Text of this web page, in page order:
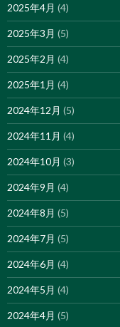
2025年4月 (4)
2025年3月 (5)
2025年2月 (4)
2025年1月 (4)
2024年12月 (5)
2024年11月 (4)
2024年10月 (3)
2024年9月 (4)
2024年8月 (5)
2024年7月 (5)
2024年6月 (4)
2024年5月 (4)
2024年4月 (5)